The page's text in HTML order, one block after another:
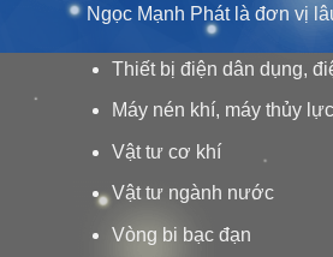
Ngọc Mạnh Phát là đơn vị
Thiết bị điện dân dụng,
Máy nén khí, máy thủy lực
Vật tư cơ khí
Vật tư ngành nước
Vòng bi bạc đạn